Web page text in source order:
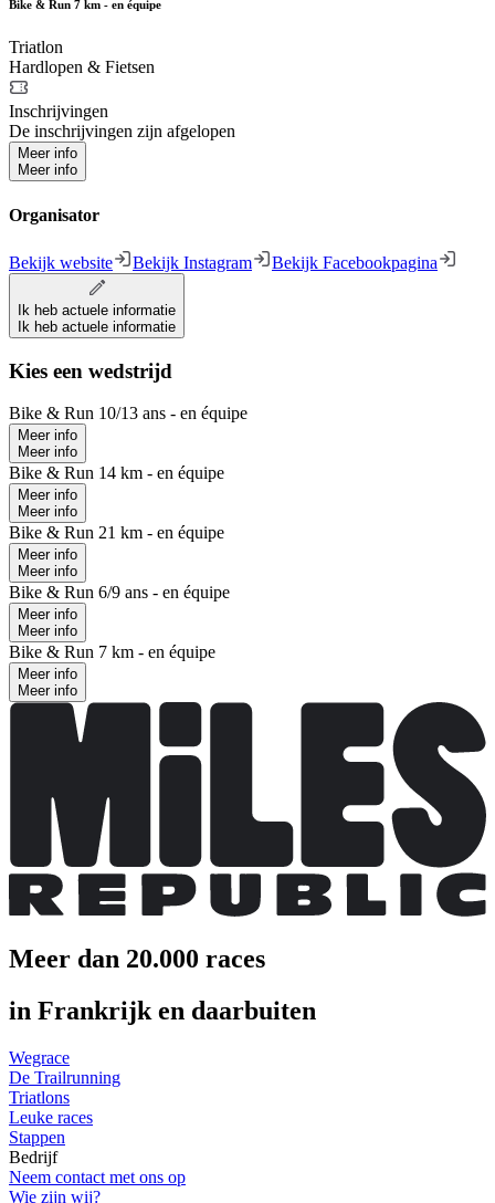
Bike & Run 7 km - en équipe
Triatlon
Hardlopen & Fietsen
Inschrijvingen
De inschrijvingen zijn afgelopen
Meer info
Meer info
Organisator
Bekijk website Bekijk Instagram Bekijk Facebookpagina
Ik heb actuele informatie
Ik heb actuele informatie
Kies een wedstrijd
Bike & Run 10/13 ans - en équipe
Meer info
Meer info
Bike & Run 14 km - en équipe
Meer info
Meer info
Bike & Run 21 km - en équipe
Meer info
Meer info
Bike & Run 6/9 ans - en équipe
Meer info
Meer info
Bike & Run 7 km - en équipe
Meer info
Meer info
Meer dan 20.000 races
in Frankrijk en daarbuiten
Wegrace
De Trailrunning
Triatlons
Leuke races
Stappen
Bedrijf
Neem contact met ons op
Wie zijn wij?